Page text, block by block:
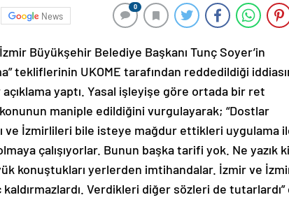
News
0
Büyükşehir Belediye Başkanı Tunç Soyer’in
tekliflerinin UKOME tarafından reddedildiği
yaptı. Yasal işleyişe göre ortada bir ret
konunun maniple edildiğini vurgulayarak; “Dostlar
ve İzmirlileri bile isteye mağdur ettikleri uygulama
çalışıyorlar. Bunun başka tarifi yok. Ne yazık ki
konuştukları yerlerden imtihandalar. İzmir ve
kaldırmazlardı. Verdikleri diğer sözleri de tutarlardı”